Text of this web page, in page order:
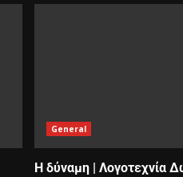
General
Η δύναμη | Λογοτεχνία